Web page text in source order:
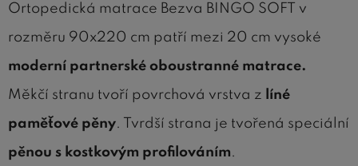
Ortopedická matrace Bezva BINGO SOFT v
rozměru 90x220 cm patří mezi 20 cm vysoké
moderní partnerské oboustranné matrace.
Měkčí stranu tvoří povrchová vrstva z
líné
paměťové pěny . Tvrdší strana je tvořená speciální
pěnou s kostkovým profilováním